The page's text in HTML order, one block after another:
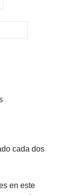
cada dos
en este